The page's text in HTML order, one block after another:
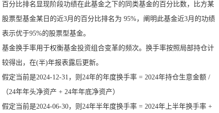
百分比排名显现阶段功绩在此基金之下的同类基金的百分比数，比方某
股票型基金某日的近3月的百分比排名为 95%，阐明此基金近3月的功绩
表示优于95%的股票型基金。
基金换手率用于权衡基金投资组合变革的频次。换手率按照局部持仓计
较得出，在(半)年报表露后更新。
假定当前是2024-12-31，则24年的年度换手率 = 2024年持仓生意金额 /
（24年年头净资产 + 24年年底净资产）
假定当前是2024-06-30，则24年半年度换手率 = 2024年上半年换手率 +